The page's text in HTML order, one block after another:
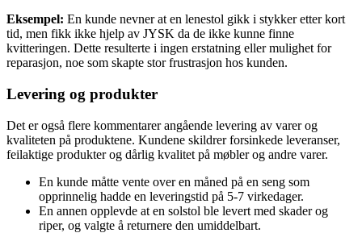
Eksempel: En kunde nevner at en lenestol gikk i stykker etter kort
tid, men fikk ikke hjelp av JYSK da de ikke kunne finne
kvitteringen. Dette resulterte i ingen erstatning eller mulighet for
reparasjon, noe som skapte stor frustrasjon hos kunden.
Levering og produkter
Det er også flere kommentarer angående levering av varer og
kvaliteten på produktene. Kundene skildrer forsinkede leveranser,
feilaktige produkter og dårlig kvalitet på møbler og andre varer.
En kunde måtte vente over en måned på en seng som
opprinnelig hadde en leveringstid på 5-7 virkedager.
En annen opplevde at en solstol ble levert med skader og
riper, og valgte å returnere den umiddelbart.